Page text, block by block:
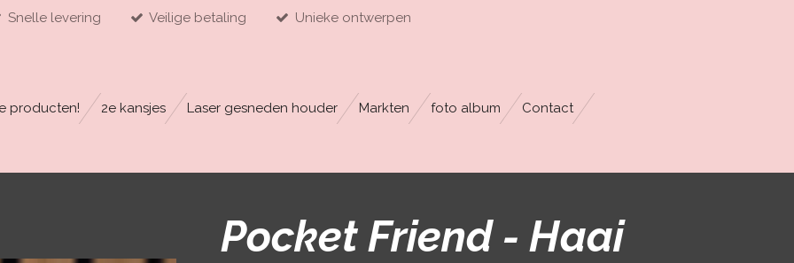
Snelle levering Veilige betaling Unieke ontwerpen
producten! 2e kansjes Laser gesneden houder Markten foto album Contact
Pocket Friend - Haai